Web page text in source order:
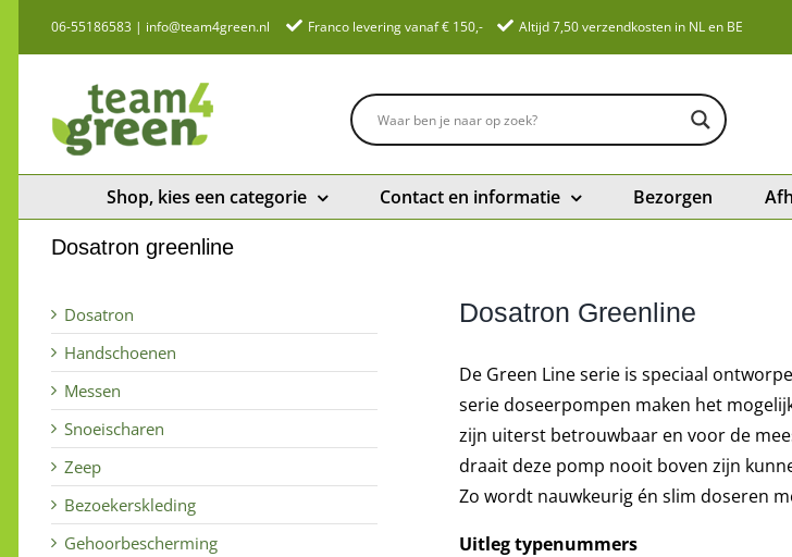
06-55186583 | info@team4green.nl Franco levering vanaf € 150,- Altijd 7,50 verzendkosten in NL en BE
Shop, kies een categorie Contact en informatie Bezorgen
Dosatron greenline
Dosatron Greenline
De Green Line serie is speciaal
serie doseerpompen maken het
zijn uiterst betrouwbaar en voor de
draait deze pomp nooit boven zijn
Zo wordt nauwkeurig én slim doseren
Uitleg typenummers
Dosatron
Handschoenen
Messen
Snoeischaren
Zeep
Bezoekerskleding
Gehoorbescherming